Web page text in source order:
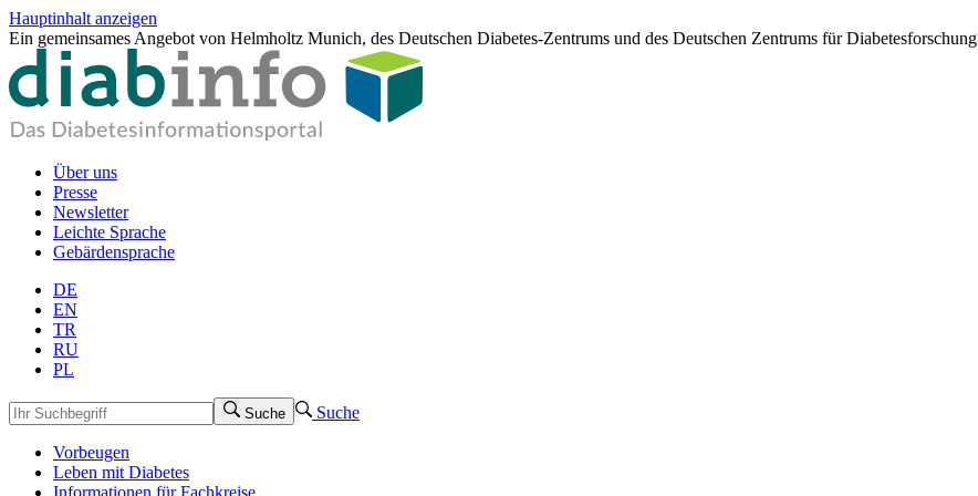
Hauptinhalt anzeigen
Ein gemeinsames Angebot von Helmholtz Munich, des Deutschen Diabetes-Zentrums und des Deutschen Zentrums für Diabetesforschung
Über uns
Presse
Newsletter
Leichte Sprache
Gebärdensprache
DE
EN
TR
RU
PL
Suche Suche
Vorbeugen
Leben mit Diabetes
Informationen für Fachkreise